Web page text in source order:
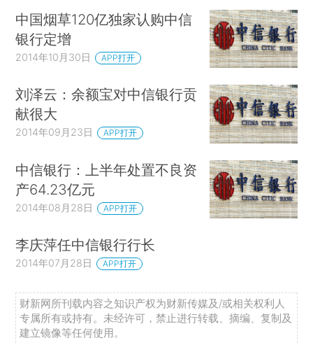
中国烟草120亿独家认购中信
银行定增
2014年10月30日 APP打开
刘泽云：余额宝对中信银行贡
献很大
2014年09月23日 APP打开
中信银行：上半年处置不良资
产64.23亿元
2014年08月28日 APP打开
李庆萍任中信银行行长
2014年07月28日 APP打开
财新网所刊载内容之知识产权为财新传媒及/或相关权利人
专属所有或持有。未经许可，禁止进行转载、摘编、复制及
建立镜像等任何使用。